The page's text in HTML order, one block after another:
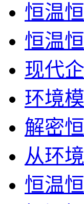
恒温
恒温
现代
环境
解密
从环
恒温